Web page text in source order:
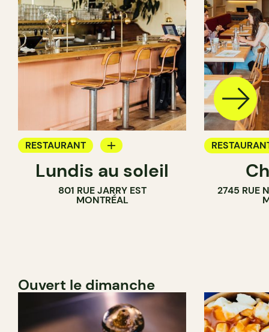
RESTAURANT
BAR À VIN
Lundis au soleil
801 RUE JARRY EST
MONTRÉAL
2745 RUE
Ouvert le dimanche